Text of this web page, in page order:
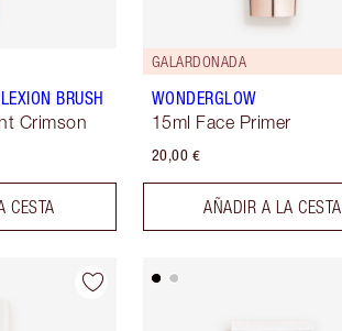
BRUSH
Crimson
CESTA
GALARDONADA
WONDERGLOW
15ml Face Primer
20,00 €
AÑADIR A LA CESTA